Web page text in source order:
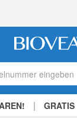
eingeben
| GRATIS